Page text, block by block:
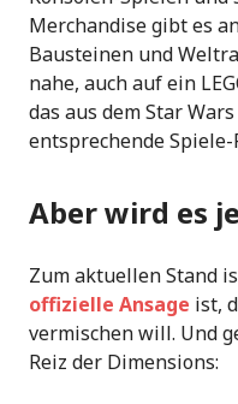
Merchandise gibt es
Bausteinen und
nahe, auch auf ein
das aus dem Star
entsprechende
Aber wird es
Zum aktuellen Stand
offizielle Ansage ist,
vermischen will. Und
Reiz der Dimensions: